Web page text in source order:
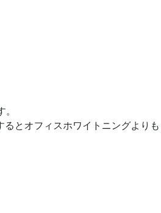
とオフィスホワイトニングよりも